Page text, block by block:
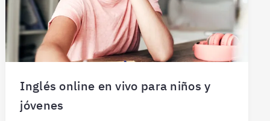
Inglés online en vivo para niños y
jóvenes